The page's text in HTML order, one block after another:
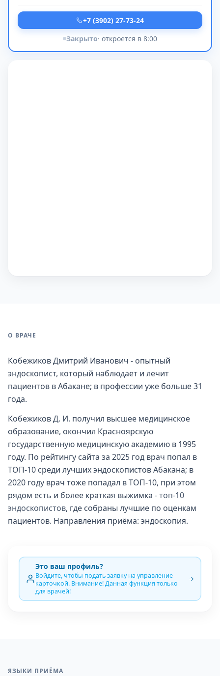
+7 (3902) 27-73-24
Закрыто· откроется в 8:00
О ВРАЧЕ
Кобежиков Дмитрий Иванович - опытный
эндоскопист, который наблюдает и лечит
пациентов в Абакане; в профессии уже больше 31
года.
Кобежиков Д. И. получил высшее медицинское
образование, окончил Красноярскую
государственную медицинскую академию в 1995
году. По рейтингу сайта за 2025 год врач попал в
ТОП-10 среди лучших эндоскопистов Абакана; в
2020 году врач тоже попадал в ТОП-10, при этом
рядом есть и более краткая выжимка -топ-10
эндоскопистов, где собраны лучшие по оценкам
пациентов. Направления приёма: эндоскопия.
Это ваш профиль?
Войдите, чтобы подать заявку на управление
карточкой. Внимание! Данная функция только
для врачей!
ЯЗЫКИ ПРИЁМА